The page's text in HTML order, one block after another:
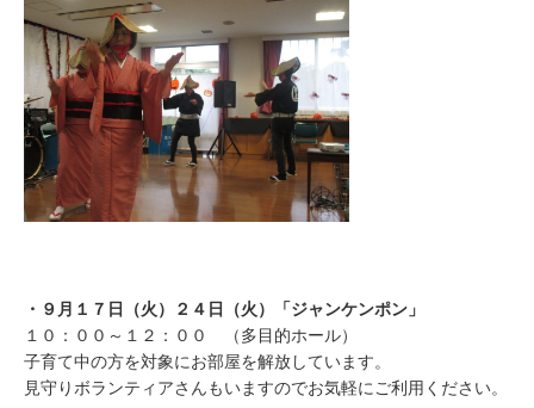
・９月１７日（火）２４日（火）「ジャンケンポン」
１０：００～１２：００ （多目的ホール）
子育て中の方を対象にお部屋を解放しています。
見守りボランティアさんもいますのでお気軽にご利用ください。